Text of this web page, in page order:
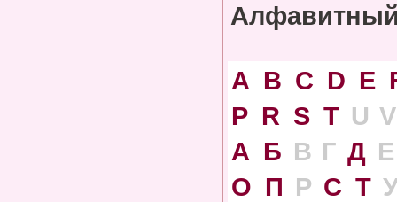
Алфавитный
A B C D E
P R S T U V
А Б В Г Д Е
О П Р С Т